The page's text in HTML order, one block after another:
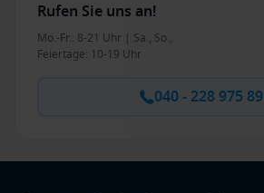
Rufen Sie uns an!
Mo.-Fr.: 8-21 Uhr | Sa., So.,
Feiertage: 10-19 Uhr
040 - 228 975 89